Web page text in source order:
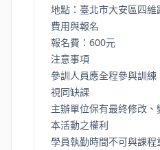
地點：臺北市大安區四
費用與報名
報名費：600元
注意事項
參訓人員應全程參與訓
視同缺課
主辦單位保有最終修改
本活動之權利
學員執勤時間不可與課